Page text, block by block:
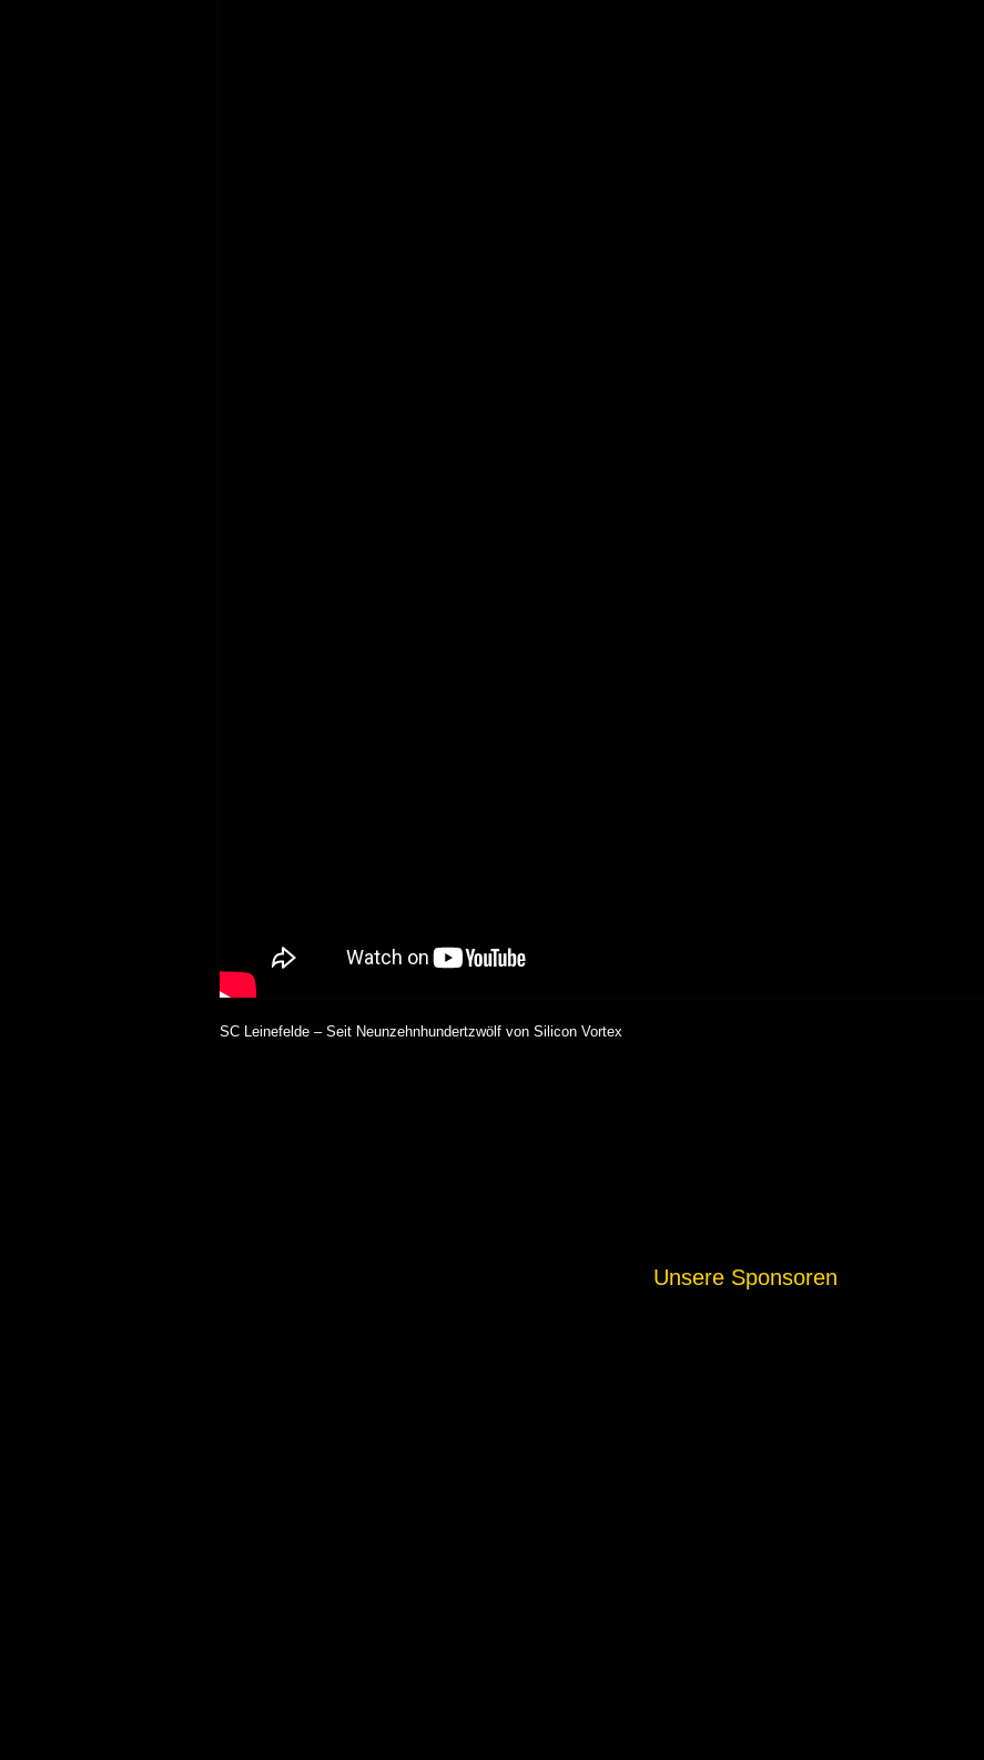
SC Leinefelde – Seit Neunzehnhundertzwölf von Silicon Vortex
Unsere Sponsoren